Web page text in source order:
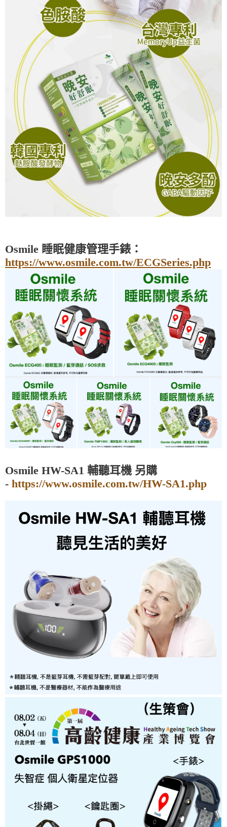
Osmile 睡眠健康管理手錶：
https://www.osmile.com.tw/ECGSeries.php
Osmile HW-SA1 輔聽耳機 另購
- https://www.osmile.com.tw/HW-SA1.php